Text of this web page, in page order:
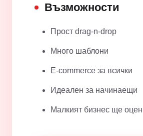
Възможности
Прост drag-n-drop
Много шаблони
E-commerce за всички
Идеален за начинаещи
Малкият бизнес ще